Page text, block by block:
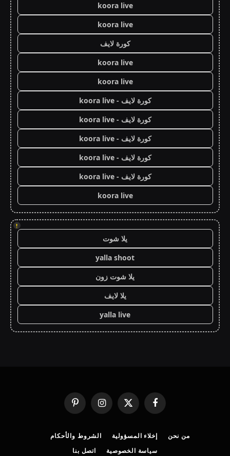
koora live
koora live
كورة لايف
koora live
koora live
كورة لايف - koora live
كورة لايف - koora live
كورة لايف - koora live
كورة لايف - koora live
كورة لايف - koora live
koora live
!
يلا شوت
yalla shoot
يلا شوت زون
يلا لايف
yalla live
فيسبوك
X
(Twitter)
الانستغرامبينتيريست
من نحن إخلاء المسؤولية
الشروط والأحكام
سياسة الخصوصية
اتصل بنا